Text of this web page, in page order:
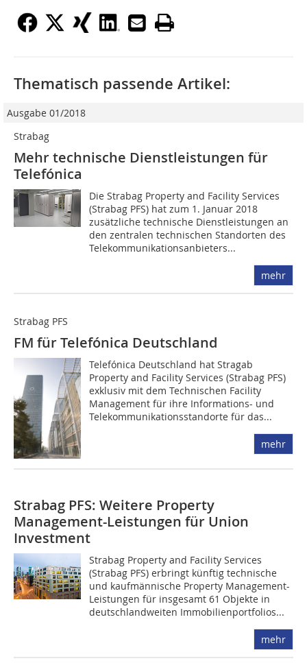
Thematisch passende Artikel:
Ausgabe 01/2018
Strabag
Mehr technische Dienstleistungen für
Telefónica
Die Strabag Property and Facility Services
(Strabag PFS) hat zum 1. Januar 2018
zusätzliche technische Dienstleistungen an
den zentralen technischen Standorten des
Telekommunikationsanbieters...
mehr
Strabag PFS
FM für Telefónica Deutschland
Telefónica Deutschland hat Stragab
Property and Facility Services (Strabag PFS)
exklusiv mit dem Technischen Facility
Management für ihre Informations- und
Telekommunikationsstandorte für das...
mehr
Strabag PFS: Weitere Property
Management-Leistungen für Union
Investment
Strabag Property and Facility Services
(Strabag PFS) erbringt künftig technische
und kaufmännische Property Management-
Leistungen für insgesamt 61 Objekte in
deutschlandweiten Immobilienportfolios...
mehr